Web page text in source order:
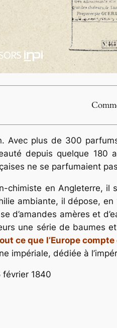
Avec plus de 300
depuis quelque 180
ne se parfumaient
chimiste en Angleterre, il
ambiante, il dépose,
d’amandes amères et
une série de baumes
ce que l’Europe
impériale, dédiée à
février 1840